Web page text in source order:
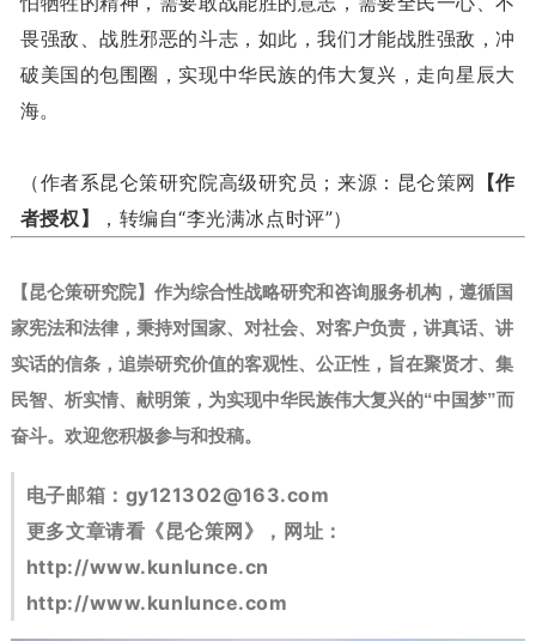
畏强敌、战胜邪恶的斗志，如此，我们才能战胜强敌，冲
破美国的包围圈，实现中华民族的伟大复兴，走向星辰大
海。
（作者系昆仑策研究院高级研究员；来源：昆仑策网 【作
者授权】
，转编自“李光满冰点时评”）
【昆仑策研究院】作为综合性战略研究和咨询服务机构，遵循国
家宪法和法律，秉持对国家、对社会、对客户负责，讲真话、讲
实话的信条，追崇研究价值的客观性、公正性，旨在聚贤才、集
民智、析实情、献明策，为实现中华民族伟大复兴的“中国梦”而
奋斗。 欢迎您积极参与和投稿。
电子邮箱： gy121302@163.com
更多文章请看《昆仑策网》，网址：
http://www.kunlunce.cn
http://www.kunlunce.com